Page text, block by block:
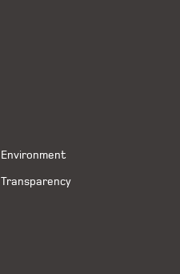
Environment
Transparency